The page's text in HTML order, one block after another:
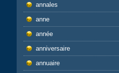
annales
anne
année
anniversaire
annuaire